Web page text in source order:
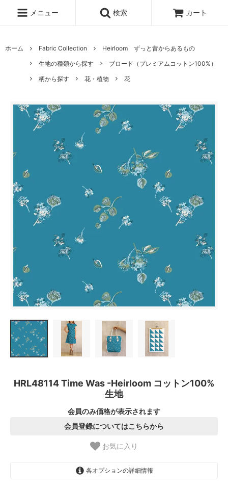
メニュー 検索 カート
ホーム Fabric Collection
Heirloom ずっと昔からあるもの
生地の種類から探す
ブロード（プレミアムコットン100%）
柄から探す
花・植物 花
HRL48114 Time Was -Heirloom コットン100%
生地
会員のみ価格が表示されます
会員登録についてはこちらから
お気に入り
各オプションの詳細情報